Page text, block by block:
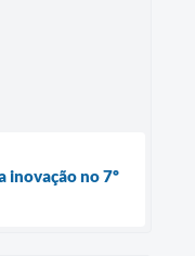
inovação no 7º